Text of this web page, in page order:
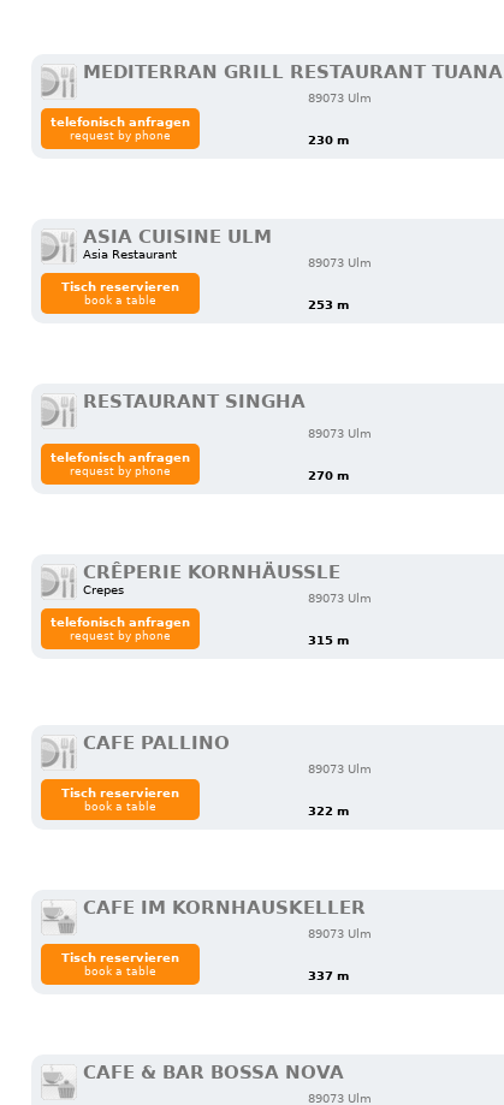
MEDITERRAN GRILL RESTAURANT TUANA
89073 Ulm
230 m
telefonisch anfragen
request by phone
ASIA CUISINE ULM
Asia Restaurant
89073 Ulm
253 m
Tisch reservieren
book a table
RESTAURANT SINGHA
89073 Ulm
270 m
telefonisch anfragen
request by phone
CRÊPERIE KORNHÄUSSLE
Crepes
89073 Ulm
315 m
telefonisch anfragen
request by phone
CAFE PALLINO
89073 Ulm
322 m
Tisch reservieren
book a table
CAFE IM KORNHAUSKELLER
89073 Ulm
337 m
Tisch reservieren
book a table
CAFE & BAR BOSSA NOVA
89073 Ulm